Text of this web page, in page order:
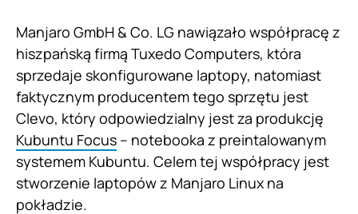
Manjaro GmbH & Co. LG nawiązało współpracę z
hiszpańską firmą Tuxedo Computers, która
sprzedaje skonfigurowane laptopy, natomiast
faktycznym producentem tego sprzętu jest
Clevo, który odpowiedzialny jest za produkcję
Kubuntu Focus – notebooka z preintalowanym
systemem Kubuntu. Celem tej współpracy jest
stworzenie laptopów z Manjaro Linux na
pokładzie.